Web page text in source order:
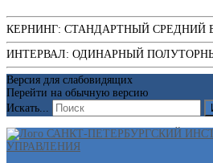
КЕРНИНГ: СТАНДАРТНЫЙ СРЕДНИЙ
ИНТЕРВАЛ: ОДИНАРНЫЙ
Версия для слабовидящих
Перейти на обычную версию
Искать...